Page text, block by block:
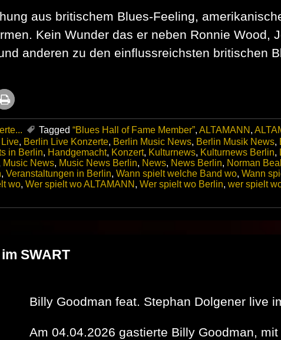
aus britischem Blues‑Feeling,
Kein Wunder das er neben Ronnie Wood,
anderen zu den einflussreichsten britischen
Tagged “Blues Hall of Fame Member”, ALTAMANN ,
, Berlin Live Konzerte, Berlin Music News, Berlin Musik News,
in Berlin, Handgemacht, Konzert, Kulturnews, Kulturnews Berlin,
Music News, Music News Berlin, News, News Berlin, Norman
, Veranstaltungen in Berlin, Wann spielt welche Band wo, Wann
wo, Wer spielt wo ALTAMANN , Wer spielt wo Berlin, wer spielt
SWART
Billy Goodman feat. Stephan Dolgener live
Am 04.04.2026 gastierte Billy Goodman,